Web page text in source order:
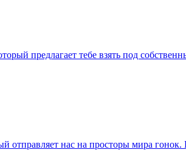
предлагает тебе взять под
отправляет нас на просторы мира